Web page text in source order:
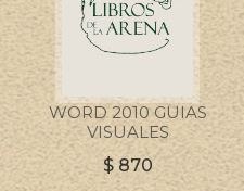
WORD 2010 GUIAS
VISUALES
$ 870